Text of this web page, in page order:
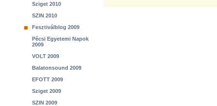
Sziget 2010
SZIN 2010
Fesztiválblog 2009
Pécsi Egyetemi Napok
2009
VOLT 2009
Balatonsound 2009
EFOTT 2009
Sziget 2009
SZIN 2009